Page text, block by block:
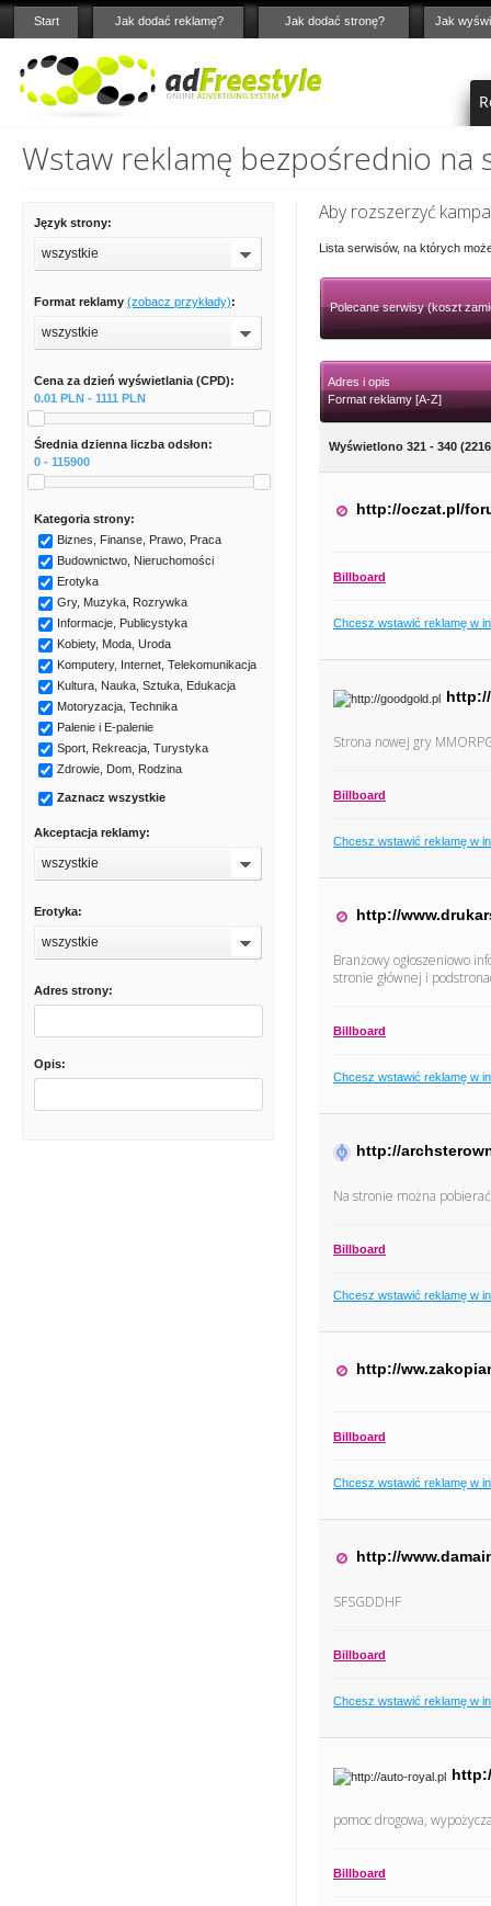
Start Jak dodać reklamę? Jak dodać stronę? Jak
Wstaw reklamę bezpośrednio na
Język strony:
wszystkie
Format reklamy (zobacz przykłady):
wszystkie
Cena za dzień wyświetlania (CPD):
0.01 PLN - 1111 PLN
Średnia dzienna liczba odsłon:
0 - 115900
Kategoria strony:
Biznes, Finanse, Prawo, Praca
Budownictwo, Nieruchomości
Erotyka
Gry, Muzyka, Rozrywka
Informacje, Publicystyka
Kobiety, Moda, Uroda
Komputery, Internet, Telekomunikacja
Kultura, Nauka, Sztuka, Edukacja
Motoryzacja, Technika
Palenie i E-palenie
Sport, Rekreacja, Turystyka
Zdrowie, Dom, Rodzina
Zaznacz wszystkie
Akceptacja reklamy:
wszystkie
Erotyka:
wszystkie
Adres strony:
Opis:
Aby rozszerzyć
Lista serwisów, na których
Polecane serwisy (koszt
Adres i opis
Format reklamy [A-Z]
Wyświetlono 321 - 340
http://oczat.pl/
Billboard
Chcesz wstawić reklamę w
Strona nowej gry
Billboard
Chcesz wstawić reklamę w
http://
Branżowy ogłoszeniowo
stronie głównej i
Billboard
Chcesz wstawić reklamę w
http://
Na stronie można
Billboard
Chcesz wstawić reklamę w
http://
Billboard
Chcesz wstawić reklamę w
http://
SFSGDDHF
Billboard
Chcesz wstawić reklamę w
pomoc drogowa,
Billboard